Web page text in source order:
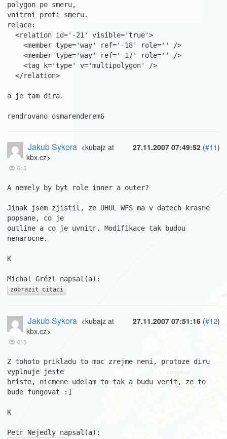
polygon po smeru,
vnitrni proti smeru.
relace:
a je tam dira.
rendrovano osmarenderem6
27.11.2007 07:49:52 (#11)
Jakub Sykora <kubajz at
kbx.cz>
618
A nemely by byt role inner a outer?
Jinak jsem zjistil, ze UHUL WFS ma v datech krasne
popsane, co je
outline a co je uvnitr. Modifikace tak budou
nenarocne.
K
zobrazit citaci
27.11.2007 07:51:16 (#12)
Jakub Sykora <kubajz at
kbx.cz>
618
Z tohoto prikladu to moc zrejme neni, protoze diru
vyplnuje jeste
hriste, nicmene udelam to tak a budu verit, ze to
bude fungovat :]
K